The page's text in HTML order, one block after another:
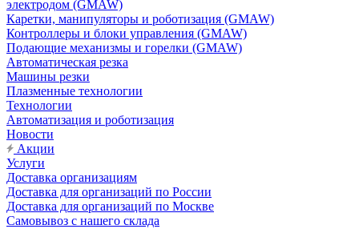
электродом (GMAW)
Каретки, манипуляторы и роботизация (GMAW)
Контроллеры и блоки управления (GMAW)
Подающие механизмы и горелки (GMAW)
Автоматическая резка
Машины резки
Плазменные технологии
Технологии
Автоматизация и роботизация
Новости
Акции
Услуги
Доставка организациям
Доставка для организаций по России
Доставка для организаций по Москве
Самовывоз с нашего склада